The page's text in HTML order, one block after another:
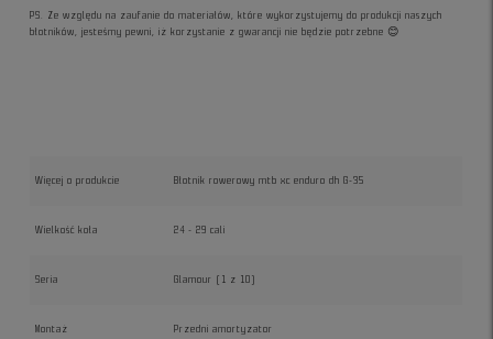
PS. Ze względu na zaufanie do materiałów, które wykorzystujemy do produkcji naszych
błotników, jesteśmy pewni, iż korzystanie z gwarancji nie będzie potrzebne 😊
Więcej o produkcie Błotnik rowerowy mtb xc enduro dh G-35
Wielkość koła 24 - 29 cali
Seria Glamour (1 z 10)
Montaż Przedni amortyzator